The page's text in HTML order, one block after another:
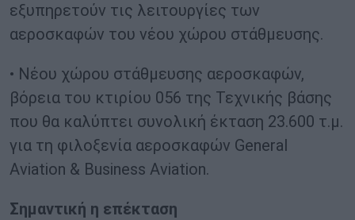
εξυπηρετούν τις λειτουργίες των
αεροσκαφών του νέου χώρου στάθμευσης.
• Νέου χώρου στάθμευσης αεροσκαφών,
βόρεια του κτιρίου 056 της Τεχνικής βάσης
που θα καλύπτει συνολική έκταση 23.600 τ.μ.
για τη φιλοξενία αεροσκαφών General
Aviation & Business Aviation.
Σημαντική η επέκταση